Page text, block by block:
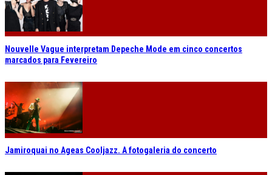
Nouvelle Vague interpretam Depeche Mode em cinco concertos
marcados para Fevereiro
Jamiroquai no Ageas Cooljazz. A fotogaleria do concerto